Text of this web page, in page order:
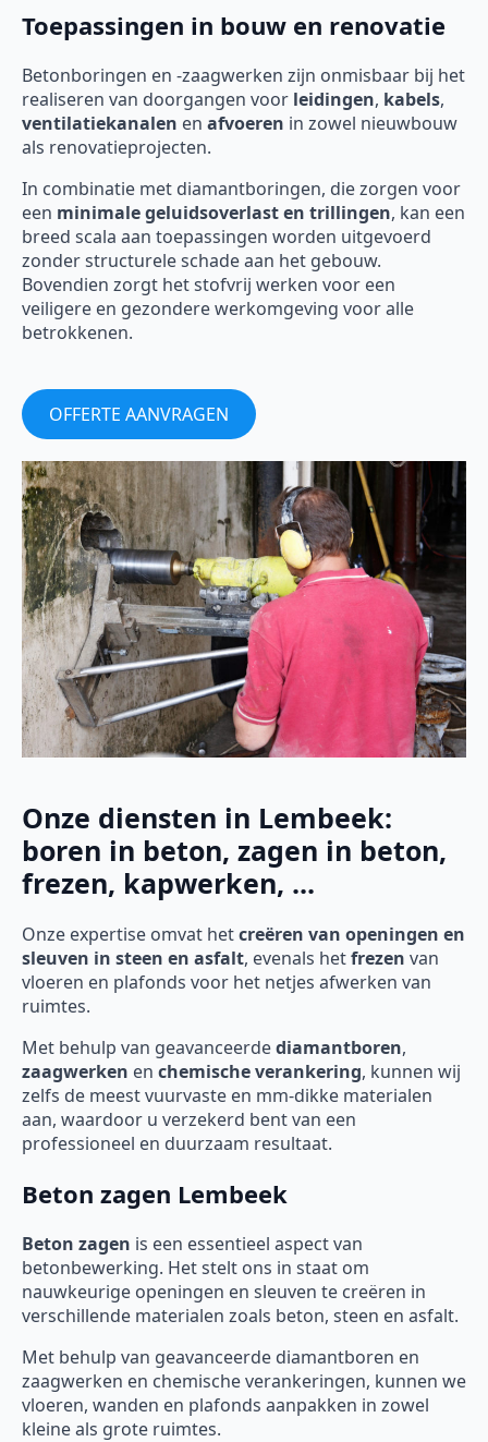
Toepassingen in bouw en renovatie
Betonboringen en -zaagwerken zijn onmisbaar bij het
realiseren van doorgangen voor leidingen, kabels,
ventilatiekanalen en afvoeren in zowel nieuwbouw
als renovatieprojecten.
In combinatie met diamantboringen, die zorgen voor
een minimale geluidsoverlast en trillingen, kan een
breed scala aan toepassingen worden uitgevoerd
zonder structurele schade aan het gebouw.
Bovendien zorgt het stofvrij werken voor een
veiligere en gezondere werkomgeving voor alle
betrokkenen.
OFFERTE AANVRAGEN
Onze diensten in Lembeek:
boren in beton, zagen in beton,
frezen, kapwerken, ...
Onze expertise omvat hetcreëren van openingen en
sleuven in steen en asfalt, evenals hetfrezen van
vloeren en plafonds voor het netjes afwerken van
ruimtes.
Met behulp van geavanceerdediamantboren,
zaagwerken en chemische verankering, kunnen wij
zelfs de meest vuurvaste en mm-dikke materialen
aan, waardoor u verzekerd bent van een
professioneel en duurzaam resultaat.
Beton zagen Lembeek
Beton zagen is een essentieel aspect van
betonbewerking. Het stelt ons in staat om
nauwkeurige openingen en sleuven te creëren in
verschillende materialen zoals beton, steen en asfalt.
Met behulp van geavanceerde diamantboren en
zaagwerken en chemische verankeringen, kunnen we
vloeren, wanden en plafonds aanpakken in zowel
kleine als grote ruimtes.